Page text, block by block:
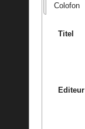
Colofon
Titel
Editeur